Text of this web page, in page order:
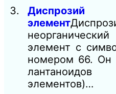
элемент
элемент с
номером 66. Он
лантаноидов
элементов)…